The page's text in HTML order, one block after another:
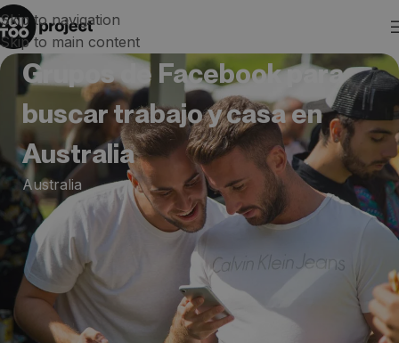
Skip to navigation
Skip to main content
Grupos de Facebook para
buscar trabajo y casa en
Australia
Australia